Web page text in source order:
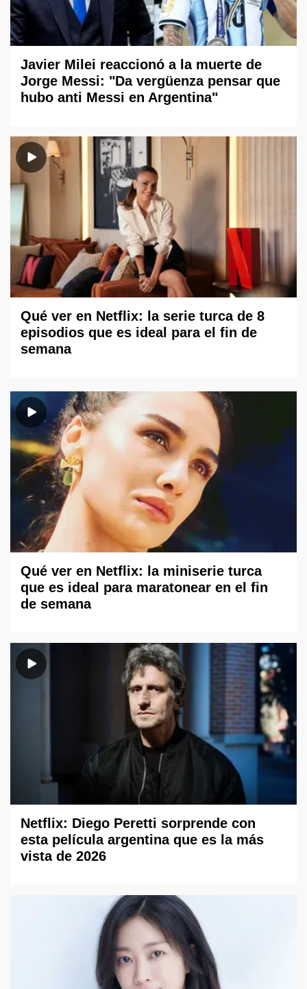
Javier Milei reaccionó a la muerte de
Jorge Messi: "Da vergüenza pensar que
hubo anti Messi en Argentina"
Qué ver en Netflix: la serie turca de 8
episodios que es ideal para el fin de
semana
Qué ver en Netflix: la miniserie turca
que es ideal para maratonear en el fin
de semana
Netflix: Diego Peretti sorprende con
esta película argentina que es la más
vista de 2026